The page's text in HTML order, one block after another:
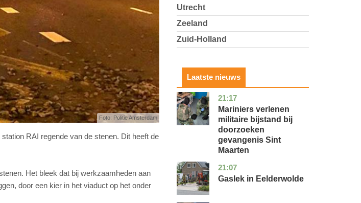
Foto: Politie Amsterdam
RAI regende van de stenen. Dit heeft de
Het bleek dat bij werkzaamheden aan
door een kier in het viaduct op het onder
Utrecht
Zeeland
Zuid-Holland
Laatste nieuws
21:17
buitenland
Mariniers verlenen
militaire bijstand bij
doorzoeken
gevangenis Sint
Maarten
21:07
drenthe
nieuws
Gaslek in Eelderwolde